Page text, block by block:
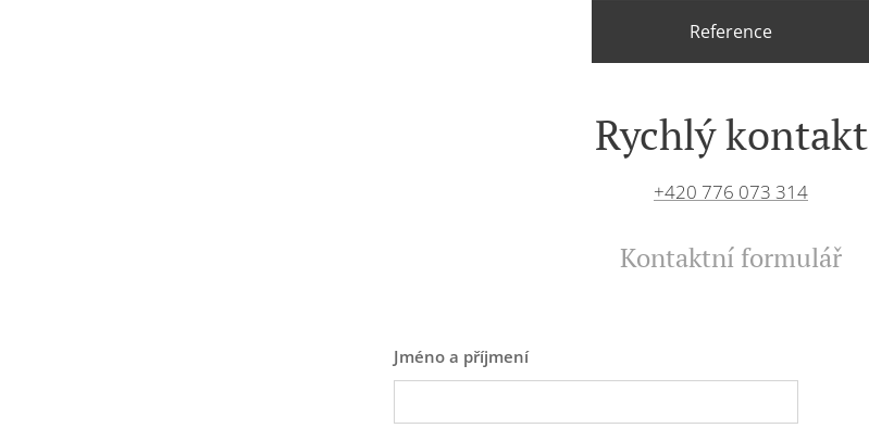
Reference
Rychlý kontakt
+420 776 073 314
Kontaktní formulář
Jméno a příjmení